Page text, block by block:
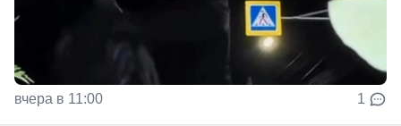
вчера в 11:00 1